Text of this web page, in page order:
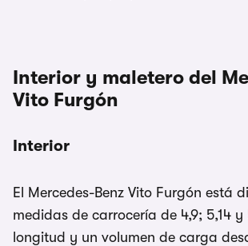
Interior y maletero del
Vito Furgón
Interior
El Mercedes-Benz Vito Furgón está
medidas de carrocería de 4,9; 5,14
longitud y un volumen de carga